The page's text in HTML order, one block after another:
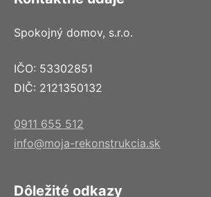
Spokojný domov, s.r.o.
IČO: 53302851
DIČ: 2121350132
0911 655 512
info@moja-rekonstrukcia.sk
Dôležité odkazy